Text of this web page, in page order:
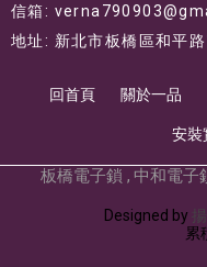
信箱:
地址: 新北市板橋區和平
回首頁 關於一品
安裝
板橋電子鎖 中和電子
Designed by
累